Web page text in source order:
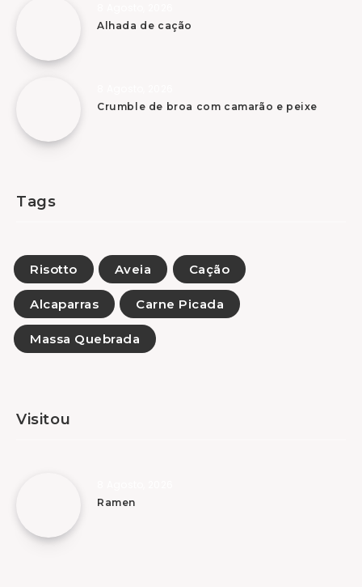
Alhada de cação
Crumble de broa com camarão e peixe
Tags
Risotto Aveia Cação
Alcaparras Carne Picada
Massa Quebrada
Visitou
Ramen